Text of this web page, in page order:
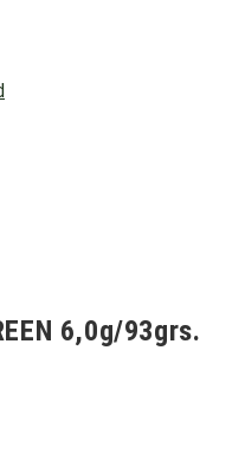
6,0g/93grs.